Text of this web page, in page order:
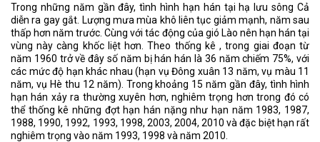
Trong những năm gần đây, tình hình hạn hán tại hạ lưu sông Cả
diễn ra gay gắt. Lượng mưa mùa khô liên tục giảm mạnh, năm sau
thấp hơn năm trước. Cùng với tác động của gió Lào nên hạn hán tại
vùng này càng khốc liệt hơn. Theo thống kê , trong giai đoạn từ
năm 1960 trở về đây số năm bị hán hán là 36 năm chiếm 75%, với
các mức độ hạn khác nhau (hạn vụ Đông xuân 13 năm, vụ màu 11
năm, vụ Hè thu 12 năm). Trong khoảng 15 năm gần đây, tình hình
hạn hán xảy ra thường xuyên hơn, nghiêm trọng hơn trong đó có
thể thống kê những đợt hạn hán nặng như hạn năm 1983, 1987,
1988, 1990, 1992, 1993, 1998, 2003, 2004, 2010 và đặc biệt hạn rất
nghiêm trọng vào năm 1993, 1998 và năm 2010.